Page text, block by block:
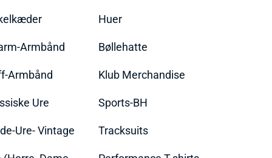
Armbånd
Armbånd
Ure
Ure- Vintage
Huer
Bøllehatte
Klub Merchandise
Sports-BH
Tracksuits